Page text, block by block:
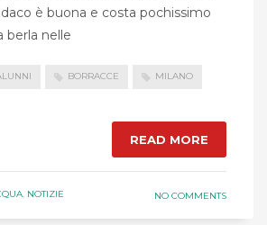
è buona e costa pochissimo
berla nelle
BORRACCE MILANO
READ MORE
, NOTIZIE NO COMMENTS